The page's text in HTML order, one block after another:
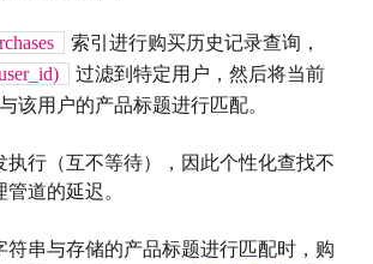
索引进行购买历史记录查询，
过滤到特定用户，然后将当前
该用户的产品标题进行匹配。
执行（互不等待），因此个性化查找不
道的延迟。
符串与存储的产品标题进行匹配时，购